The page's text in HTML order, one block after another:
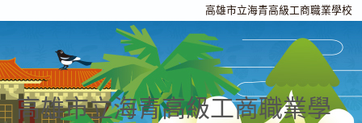
高雄市立海青高級工商職業學校
高雄市立海青高級工商職業學